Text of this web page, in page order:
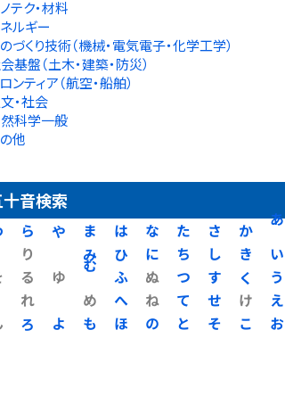
テク・材料
ルギー
づくり技術（機械・電気電子・化学工学）
基盤（土木・建築・防災）
ンティア（航空・船舶）
・社会
科学一般
他
十音検索
あ
い
う
え
お
か
き
く
け
こ
さ
し
す
せ
そ
た
ち
つ
て
と
な
に
ぬ
ね
の
は
ひ
ふ
へ
ほ
ま
み
む
め
も
や
ゆ
よ
ら
り
る
れ
ろ